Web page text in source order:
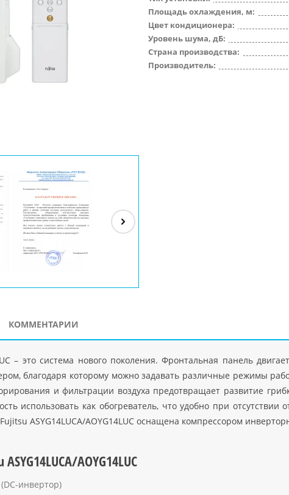
PHP ">
Код PHP ">
Площадь охлаждения, м:
Цвет кондиционера:
Уровень шума, дБ:
Страна производства:
Производитель:
КОММЕНТАРИИ
– это система нового поколения. Фронтальная панель
благодаря которому можно задавать различные режимы
и фильтрации воздуха предотвращает развитие
использовать как обогреватель, что удобно при
ASYG14LUCA/AOYG14LUC оснащена компрессором
AOYG14LUC
инвертор)